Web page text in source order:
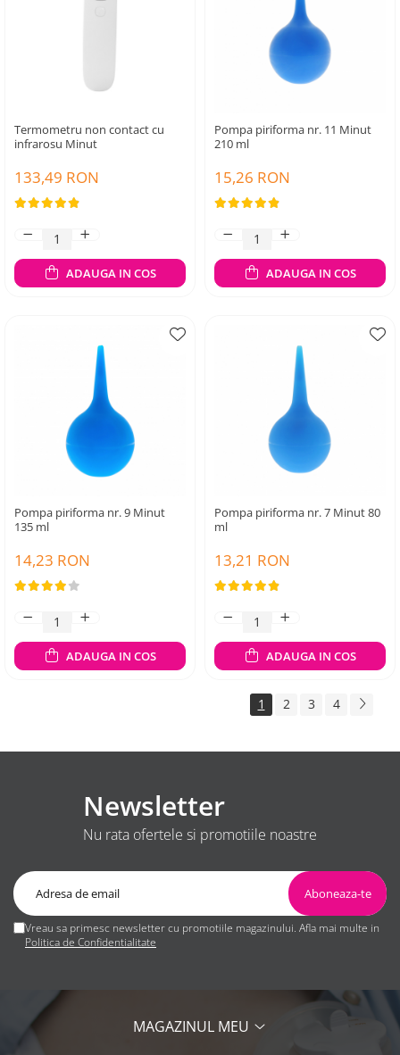
Termometru non contact cu
infrarosu Minut
133,49 RON
ADAUGA IN COS
Pompa piriforma nr. 11 Minut
210 ml
15,26 RON
ADAUGA IN COS
Pompa piriforma nr. 9 Minut
135 ml
14,23 RON
ADAUGA IN COS
Pompa piriforma nr. 7 Minut 80
ml
13,21 RON
ADAUGA IN COS
1 2 3 4
Newsletter
Nu rata ofertele si promotiile noastre
Vreau sa primesc newsletter cu promotiile magazinului. Afla mai multe in
Politica de Confidentialitate
MAGAZINUL MEU